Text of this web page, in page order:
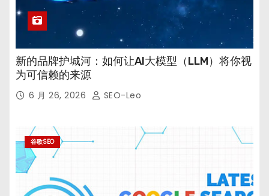
新的品牌护城河：如何让AI大模型（LLM）将你视
为可信赖的来源
6 月 26, 2026 SEO-Leo
谷歌SEO